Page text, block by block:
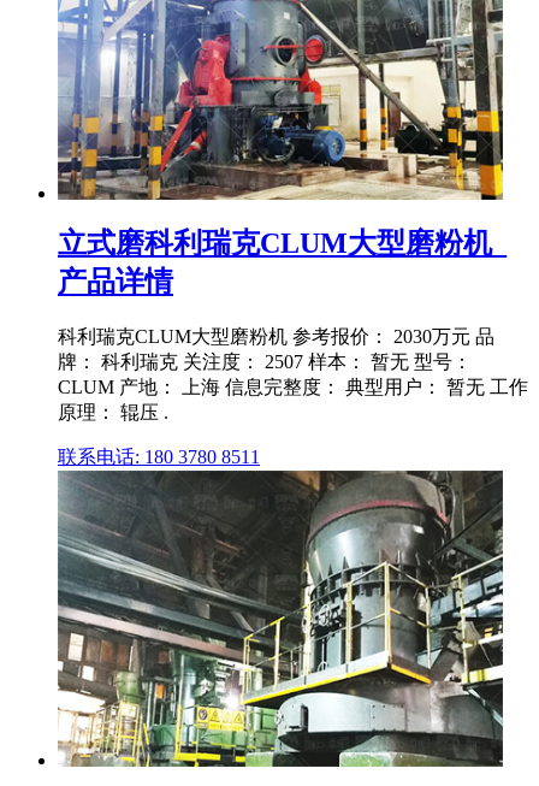
立式磨科利瑞克CLUM大型磨粉机_
产品详情
科利瑞克CLUM大型磨粉机 参考报价： 2030万元 品
牌： 科利瑞克 关注度： 2507 样本： 暂无 型号：
CLUM 产地： 上海 信息完整度： 典型用户： 暂无 工作
原理： 辊压 .
联系电话: 180 3780 8511